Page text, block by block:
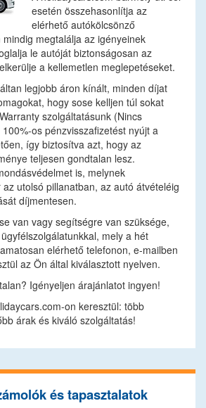
esetén összehasonlítja az
elérhető autókölcsönző
megtalálja az igényeinek
le autóját biztonságosan az
a kellemetlen meglepetéseket.
legjobb áron kínált, minden díjat
hogy sose kelljen túl sokat
szolgáltatásunk (Nincs
os pénzvisszafizetést nyújt a
így biztosítva azt, hogy az
teljesen gondtalan lesz.
is, melynek
utolsó pillanatban, az autó átvételéig
díjmentesen.
van vagy segítségre van szüksége,
mely a hét
elérhető telefonon, e-mailben
az Ön által kiválasztott nyelven.
Igényeljen árajánlatot ingyen!
on keresztül: több
árak és kiváló szolgáltatás!
és tapasztalatok